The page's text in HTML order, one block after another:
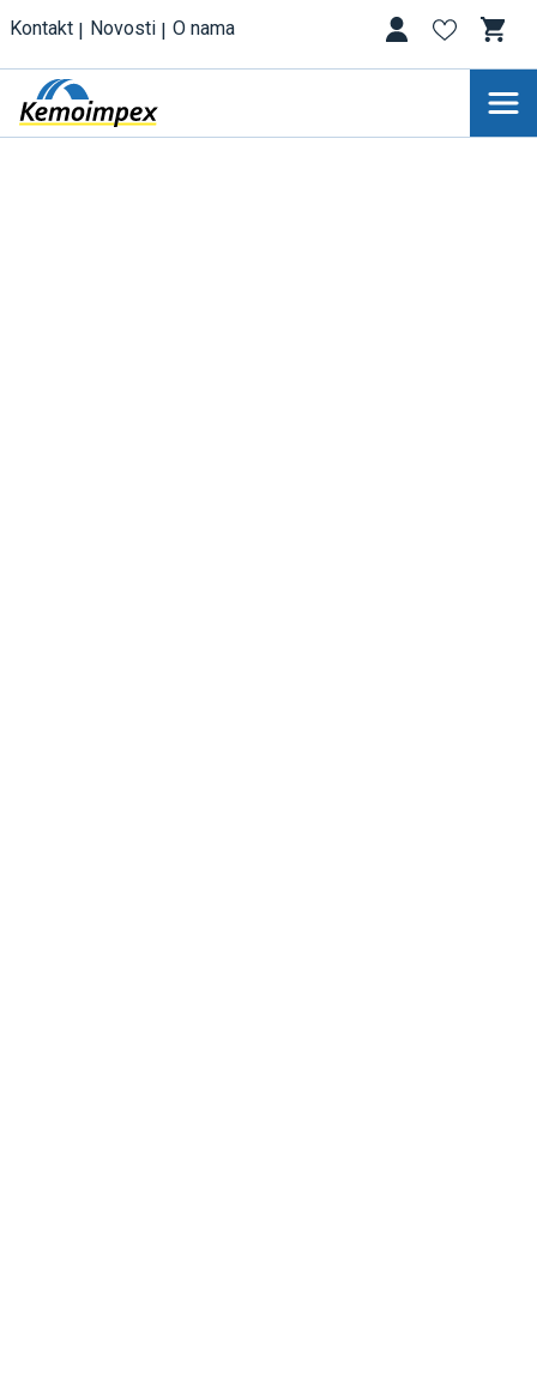
Kontakt Novosti O nama